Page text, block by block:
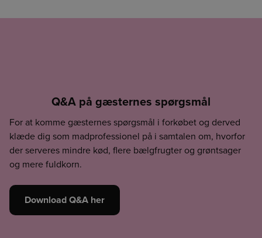
Q&A på gæsternes spørgsmål
For at komme gæsternes spørgsmål i forkøbet og derved
klæde dig som madprofessionel på i samtalen om, hvorfor
der serveres mindre kød, flere bælgfrugter og grøntsager
og mere fuldkorn.
Download Q&A her